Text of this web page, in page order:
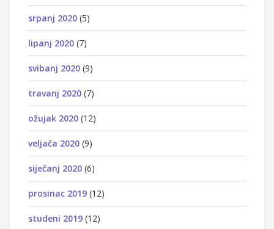
srpanj 2020 (5)
lipanj 2020 (7)
svibanj 2020 (9)
travanj 2020 (7)
ožujak 2020 (12)
veljača 2020 (9)
siječanj 2020 (6)
prosinac 2019 (12)
studeni 2019 (12)